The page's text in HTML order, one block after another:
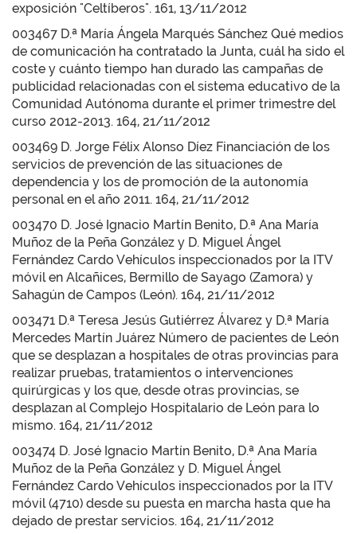
exposición "Celtíberos". 161, 13/11/2012
003467 D.ª María Ángela Marqués Sánchez Qué medios
de comunicación ha contratado la Junta, cuál ha sido el
coste y cuánto tiempo han durado las campañas de
publicidad relacionadas con el sistema educativo de la
Comunidad Autónoma durante el primer trimestre del
curso 2012-2013. 164, 21/11/2012
003469 D. Jorge Félix Alonso Díez Financiación de los
servicios de prevención de las situaciones de
dependencia y los de promoción de la autonomía
personal en el año 2011. 164, 21/11/2012
003470 D. José Ignacio Martín Benito, D.ª Ana María
Muñoz de la Peña González y D. Miguel Ángel
Fernández Cardo Vehículos inspeccionados por la ITV
móvil en Alcañices, Bermillo de Sayago (Zamora) y
Sahagún de Campos (León). 164, 21/11/2012
003471 D.ª Teresa Jesús Gutiérrez Álvarez y D.ª María
Mercedes Martín Juárez Número de pacientes de León
que se desplazan a hospitales de otras provincias para
realizar pruebas, tratamientos o intervenciones
quirúrgicas y los que, desde otras provincias, se
desplazan al Complejo Hospitalario de León para lo
mismo. 164, 21/11/2012
003474 D. José Ignacio Martín Benito, D.ª Ana María
Muñoz de la Peña González y D. Miguel Ángel
Fernández Cardo Vehículos inspeccionados por la ITV
móvil (4710) desde su puesta en marcha hasta que ha
dejado de prestar servicios. 164, 21/11/2012